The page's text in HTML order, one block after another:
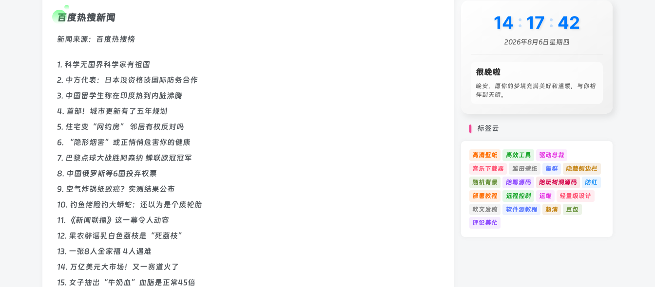
百度热搜新闻
新闻来源：百度热搜榜
1. 科学无国界科学家有祖国
2. 中方代表：日本没资格谈国际防务合作
3. 中国留学生称在印度热到内脏沸腾
4. 首部！城市更新有了五年规划
5. 住宅变“网约房” 邻居有权反对吗
6. “隐形烟害”或正悄悄危害你的健康
7. 巴黎点球大战胜阿森纳 蝉联欧冠冠军
8. 中国俄罗斯等6国投弃权票
9. 空气炸锅纸致癌？实测结果公布
10. 钓鱼佬险钓大蟒蛇：还以为是个废轮胎
11. 《新闻联播》这一幕令人动容
12. 果农辟谣乳白色荔枝是“死荔枝”
13. 一张8人全家福 4人遇难
14. 万亿美元大市场！又一赛道火了
15. 女子抽出“牛奶血”血脂是正常45倍
14 : 17 : 44
2026年8月6日星期四
很晚啦
晚安，愿你的梦境充满美好和温暖，与你相
伴到天明。
标签云
高清壁纸 高效工具
驱动总裁
音乐下载器
雏田壁纸 集群
隐藏侧边栏
随机背景
陪聊源码 陪玩树洞源码
防红
部署教程
远程控制 运维
轻量级设计
软文发稿
软件源教程 超清
豆包
评论美化